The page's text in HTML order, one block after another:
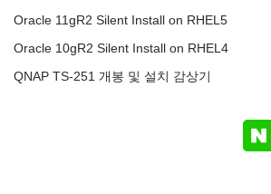
Oracle 11gR2 Silent Install on RHEL5
Oracle 10gR2 Silent Install on RHEL4
QNAP TS-251 개봉 및 설치 감상기